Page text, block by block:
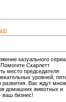
казуального
Скарлетт
место председателя
уровней,
Вас ждут
домашних животных и
ваш бизнес!